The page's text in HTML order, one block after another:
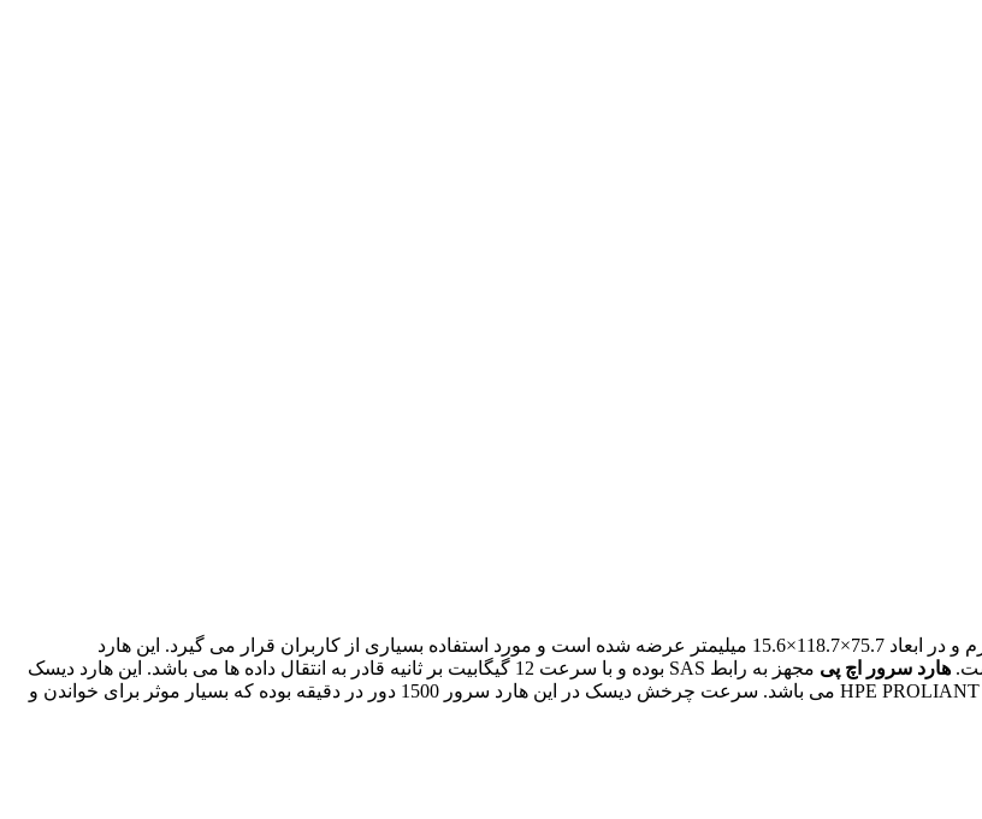
با وزن 450 گرم و در ابعاد 75.7×118.7×15.6 میلیمتر عرضه شده است و مورد استفاده بسیاری از کاربران قرار می گیرد. این هارد
هارد سرور اچ پی
مجهز به رابط SAS بوده و با سرعت 12 گیگابیت بر ثانیه قادر به انتقال داده ها می باشد. این هارد دیسک
از نوع اینترنال بوده و سازگار با مدل های HPE PROLIANT ML350 G9 / ML350 G10 / DL360 G9 می باشد. سرعت چرخش دیسک در این هارد سرور 1500 دور در دقیقه بوده که بسیار موثر برای خواندن و